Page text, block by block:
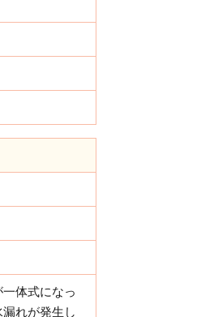
体式になっ
れが発生し